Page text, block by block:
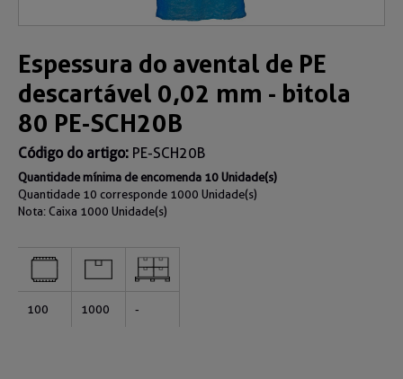
Espessura do avental de PE
descartável 0,02 mm - bitola
80 PE-SCH20B
Código do artigo: PE-SCH20B
Quantidade mínima de encomenda 10 Unidade(s)
Quantidade 10 corresponde 1000 Unidade(s)
Nota: Caixa 1000 Unidade(s)
100 1000 -